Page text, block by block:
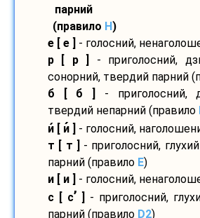
парний
(правило H)
е [ е ]
- голосний,
р [ р ]
- приголосний,
сонорний, твердий парний
б [ б ]
- приголосний,
твердий непарний (правило
и [ и - голосний,
т [ т ]
- приголосний,
парний (правило E)
и [ и ]
- голосний,
с [ с’
- приголосний,
парний (правило D2)